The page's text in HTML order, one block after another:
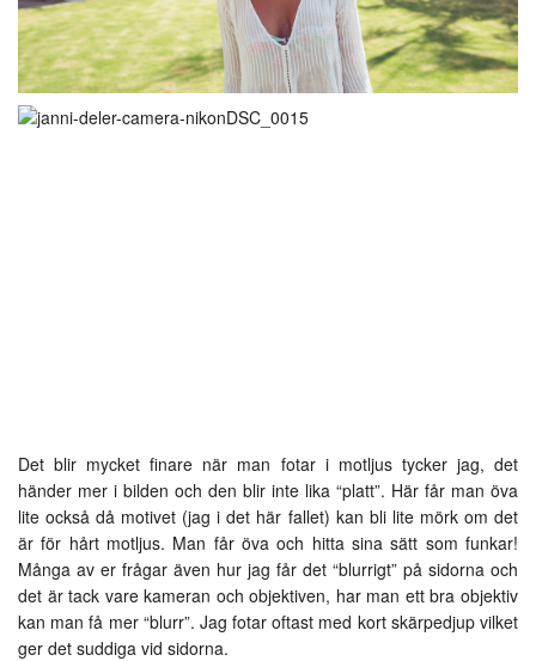
Det blir mycket finare när man fotar i motljus tycker jag, det
händer mer i bilden och den blir inte lika “platt”. Här får man öva
lite också då motivet (jag i det här fallet) kan bli lite mörk om det
är för hårt motljus. Man får öva och hitta sina sätt som funkar!
Många av er frågar även hur jag får det “blurrigt” på sidorna och
det är tack vare kameran och objektiven, har man ett bra objektiv
kan man få mer “blurr”. Jag fotar oftast med kort skärpedjup vilket
ger det suddiga vid sidorna.